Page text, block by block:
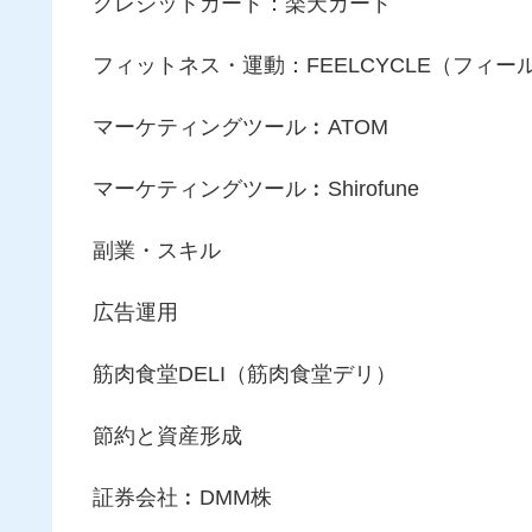
フィットネス・運動：FEELCYCLE（フィー
マーケティングツール︰ATOM
マーケティングツール︰Shirofune
副業・スキル
広告運用
筋肉食堂DELI（筋肉食堂デリ）
節約と資産形成
証券会社︰DMM株